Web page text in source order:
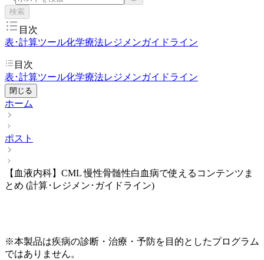
検索
目次
表･計算ツール化学療法レジメンガイドライン
目次
表･計算ツール化学療法レジメンガイドライン
閉じる
ホーム
ポスト
【血液内科】CML 慢性骨髄性白血病で使えるコンテンツま
とめ (計算･レジメン･ガイドライン)
※本製品は疾病の診断・治療・予防を目的としたプログラム
ではありません。